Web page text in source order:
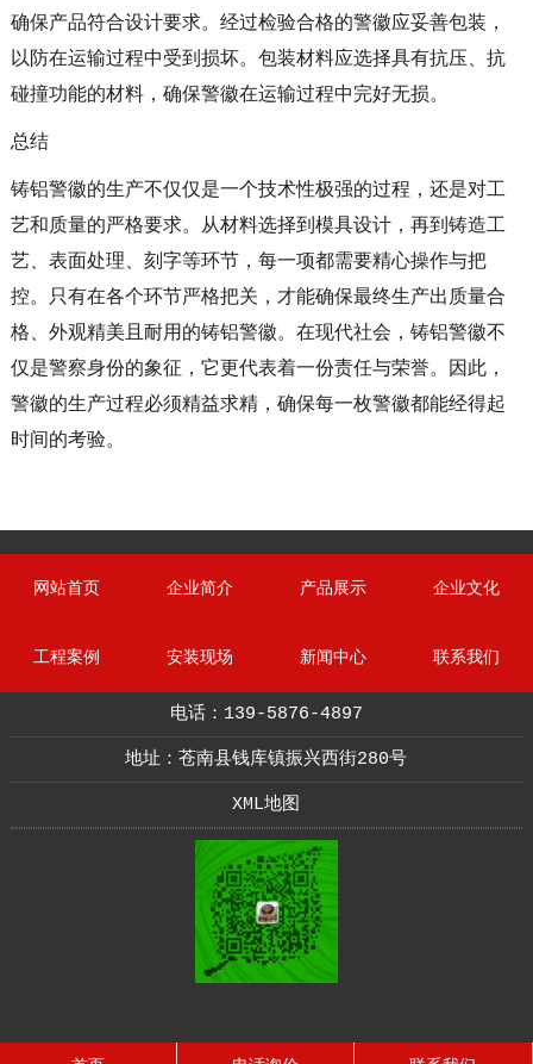
确保产品符合设计要求。经过检验合格的警徽应妥善包装，
以防在运输过程中受到损坏。包装材料应选择具有抗压、抗
碰撞功能的材料，确保警徽在运输过程中完好无损。
总结
铸铝警徽的生产不仅仅是一个技术性极强的过程，还是对工
艺和质量的严格要求。从材料选择到模具设计，再到铸造工
艺、表面处理、刻字等环节，每一项都需要精心操作与把
控。只有在各个环节严格把关，才能确保最终生产出质量合
格、外观精美且耐用的铸铝警徽。在现代社会，铸铝警徽不
仅是警察身份的象征，它更代表着一份责任与荣誉。因此，
警徽的生产过程必须精益求精，确保每一枚警徽都能经得起
时间的考验。
网站首页 企业简介 产品展示 企业文化
工程案例 安装现场 新闻中心 联系我们
电话：139-5876-4897
地址：苍南县钱库镇振兴西街280号
XML地图